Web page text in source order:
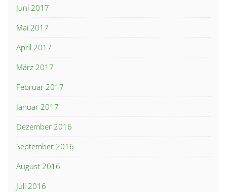
Juni 2017
Mai 2017
April 2017
März 2017
Februar 2017
Januar 2017
Dezember 2016
September 2016
August 2016
Juli 2016